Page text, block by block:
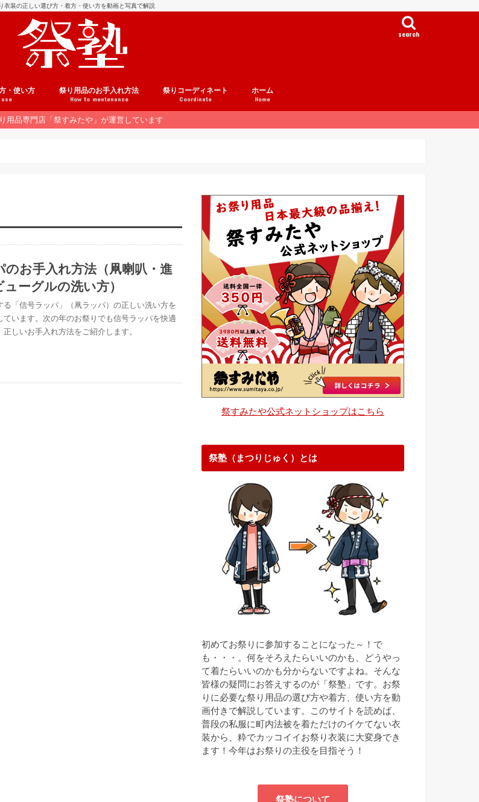
衣装の正しい選び方・着方・使い方を動画と写真で解説
search
・使い方
use
方
方
方
方
方
ジ
ック
祭り用品のお手入れ方法
How to mentenance
法被のお手入れ
腹掛のお手入れ
股引のお手入れ
鯉口シャツのお手入れ
履き物のお手入れ
祭り小物のお手入れ
和楽器のお手入れ
祭りコーディネート
Coordinate
祭りコーデ事例集
ヘアアレンジ事例集
ホーム
Home
用品専門店「祭すみたや」が運営しています
のお手入れ方法（凧喇叭・進
ーグルの洗い方）
る「信号ラッパ」（凧ラッパ）の正しい洗い方を
ています。次の年のお祭りでも信号ラッパを快適
しいお手入れ方法をご紹介します。
祭すみたや公式ネットショップはこちら
祭塾（まつりじゅく）とは
初めてお祭りに参加することになった～！で
も・・・。何をそろえたらいいのかも、どうやっ
て着たらいいのかも分からないですよね。そんな
皆様の疑問にお答えするのが「祭塾」です。お祭
りに必要な祭り用品の選び方や着方、使い方を動
画付きで解説しています。このサイトを読めば、
普段の私服に町内法被を着ただけのイケてない衣
装から、粋でカッコイイお祭り衣装に大変身でき
ます！今年はお祭りの主役を目指そう！
祭塾について